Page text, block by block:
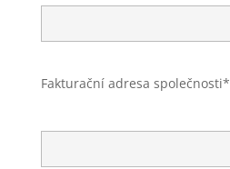
Fakturační adresa společnosti*